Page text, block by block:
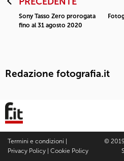
Sony Tasso Zero prorogata
fino al 31 agosto 2020
Redazione fotografia.it
Termini e condizioni
Privacy Policy
Cookie Policy
©